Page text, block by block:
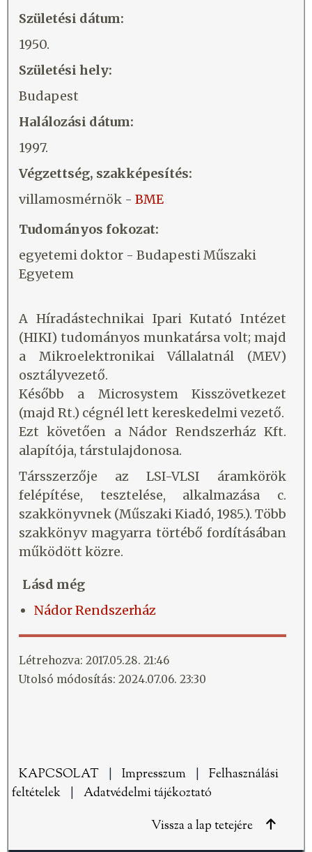
Születési dátum:
1950.
Születési hely:
Budapest
Halálozási dátum:
1997.
Végzettség, szakképesítés:
villamosmérnök - BME
Tudományos fokozat:
egyetemi doktor - Budapesti Műszaki
Egyetem
A Híradástechnikai Ipari Kutató Intézet
(HIKI) tudományos munkatársa volt; majd
a Mikroelektronikai Vállalatnál (MEV)
osztályvezető.
Később a Microsystem Kisszövetkezet
(majd Rt.) cégnél lett kereskedelmi vezető.
Ezt követően a Nádor Rendszerház Kft.
alapítója, társtulajdonosa.
Társszerzője az LSI-VLSI áramkörök
felépítése, tesztelése, alkalmazása c.
szakkönyvnek (Műszaki Kiadó, 1985.). Több
szakkönyv magyarra törtébő fordításában
működött közre.
Lásd még
Nádor Rendszerház
Létrehozva: 2017.05.28. 21:46
Utolsó módosítás: 2024.07.06. 23:30
KAPCSOLAT Impresszum
Felhasználási
feltételek
Adatvédelmi tájékoztató
Vissza a lap tetejére